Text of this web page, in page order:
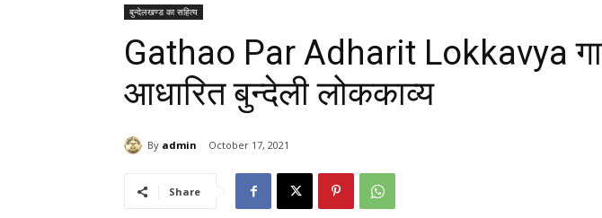
बुन्देलखण्ड का सहित्य
Gathao Par Adharit Lokkavya
आधारित बुन्देली लोककाव्य
By admin October 17, 2021
Share